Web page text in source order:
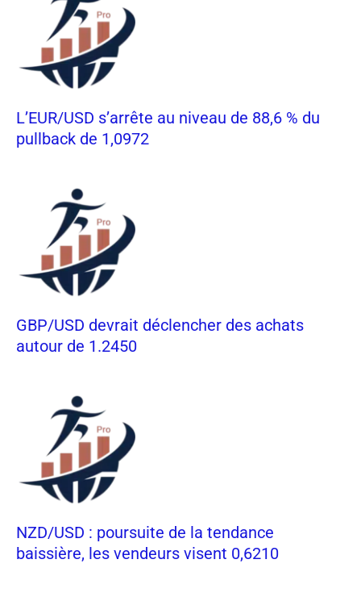
L’EUR/USD s’arrête au niveau de 88,6 % du
pullback de 1,0972
GBP/USD devrait déclencher des achats
autour de 1.2450
NZD/USD : poursuite de la tendance
baissière, les vendeurs visent 0,6210